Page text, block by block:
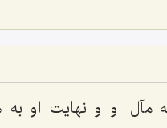
او و نهایت او